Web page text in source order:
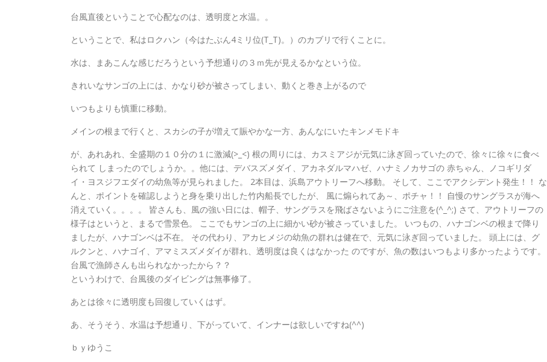
台風直後ということで心配なのは、透明度と水温。。
ということで、私はロクハン（今はたぶん4ミリ位(T_T)。）のカブリで行くことに。
水は、まあこんな感じだろうという予想通りの３ｍ先が見えるかなという位。
きれいなサンゴの上には、かなり砂が被さってしまい、動くと巻き上がるので
いつもよりも慎重に移動。
メインの根まで行くと、スカシの子が増えて賑やかな一方、あんなにいたキンメモドキ
が、あれあれ、全盛期の１０分の１に激減(>_<) 根の周りには、カスミアジが元気に泳ぎ回っていたので、徐々に徐々に食べ
られて しまったのでしょうか。。他には、デバスズメダイ、アカネダルマハゼ、ハナミノカサゴの 赤ちゃん、ノコギリダ
イ・ヨスジフエダイの幼魚等が見られました。 2本目は、浜島アウトリーフへ移動。 そして、ここでアクシデント発生！！ な
んと、ポイントを確認しようと身を乗り出した竹内船長でしたが、 風に煽られてあ～、ポチャ！！ 自慢のサングラスが海へ
消えていく。。。。 皆さんも、風の強い日には、帽子、サングラスを飛ばさないようにご注意を(^_^;) さて、アウトリーフの
様子はというと、まるで雪景色。 ここでもサンゴの上に細かい砂が被さっていました。 いつもの、ハナゴンベの根まで降り
ましたが、ハナゴンベは不在。 その代わり、アカヒメジの幼魚の群れは健在で、元気に泳ぎ回っていました。 頭上には、グ
ルクンと、ハナゴイ、アマミスズメダイが群れ、透明度は良くはなかった のですが、魚の数はいつもより多かったようです。
台風で漁師さんも出られなかったから？？
というわけで、台風後のダイビングは無事修了。
あとは徐々に透明度も回復していくはず。
あ、そうそう、水温は予想通り、下がっていて、インナーは欲しいですね(^^)
ｂｙゆうこ